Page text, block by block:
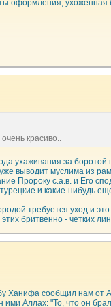
оформления, ухоженная
красиво..
ухаживания за боротой
выводит муслима из
Пророку с.а.в. и Его
и какие-нибудь
требуется уход и это
бритвенно - четких
Ханифа сообщил нам от
Аллах: "То, что он брал